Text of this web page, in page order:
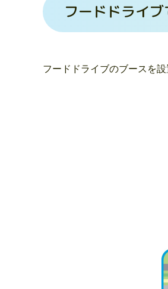
フードドライ
フードドライブのブースを